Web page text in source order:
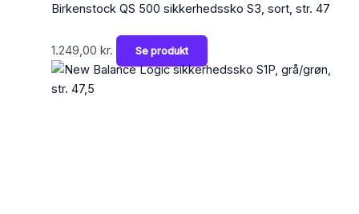
Birkenstock QS 500 sikkerhedssko S3, sort, str. 47
1.249,00 kr. Se produkt